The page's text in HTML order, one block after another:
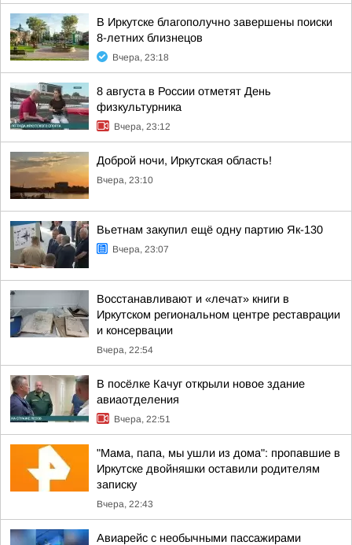
В Иркутске благополучно завершены поиски
8-летних близнецов
Вчера, 23:18
8 августа в России отметят День
физкультурника
Вчера, 23:12
Доброй ночи, Иркутская область!
Вчера, 23:10
Вьетнам закупил ещё одну партию Як-130
Вчера, 23:07
Восстанавливают и «лечат» книги в
Иркутском региональном центре реставрации
и консервации
Вчера, 22:54
В посёлке Качуг открыли новое здание
авиаотделения
Вчера, 22:51
"Мама, папа, мы ушли из дома": пропавшие в
Иркутске двойняшки оставили родителям
записку
Вчера, 22:43
Авиарейс с необычными пассажирами